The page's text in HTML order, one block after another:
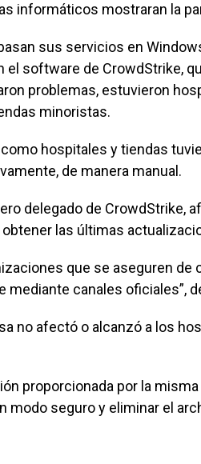
informáticos mostraran la
sus servicios en
el software de CrowdStrike,
problemas, estuvieron
minoristas.
hospitales y tiendas
de manera manual.
delegado de CrowdStrike,
las últimas
que se aseguren de
canales oficiales”,
no afectó o alcanzó a los
proporcionada por la
seguro y eliminar el